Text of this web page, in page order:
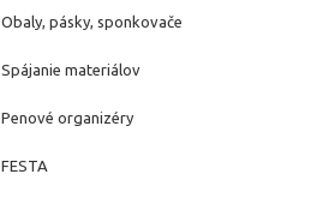
Obaly, pásky, sponkovače
Spájanie materiálov
Penové organizéry
FESTA